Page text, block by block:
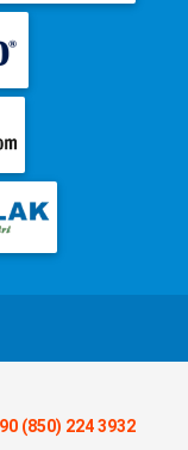
(850) 224 3932